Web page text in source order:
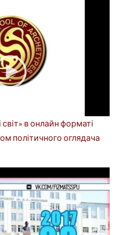
в онлайн форматі
політичного оглядача